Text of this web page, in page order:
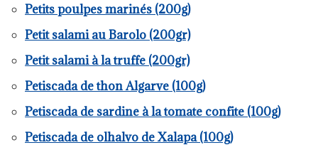
Petits poulpes marinés (200g)
Petit salami au Barolo (200gr)
Petit salami à la truffe (200gr)
Petiscada de thon Algarve (100g)
Petiscada de sardine à la tomate confite (100g)
Petiscada de olhalvo de Xalapa (100g)